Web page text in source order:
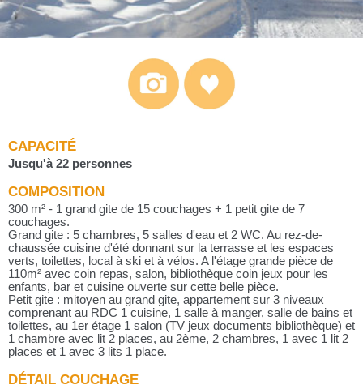
CAPACITÉ
Jusqu'à 22 personnes
COMPOSITION
300 m² - 1 grand gite de 15 couchages + 1 petit gite de 7
couchages.
Grand gite : 5 chambres, 5 salles d'eau et 2 WC. Au rez-de-
chaussée cuisine d'été donnant sur la terrasse et les espaces
verts, toilettes, local à ski et à vélos. A l'étage grande pièce de
110m² avec coin repas, salon, bibliothèque coin jeux pour les
enfants, bar et cuisine ouverte sur cette belle pièce.
Petit gite : mitoyen au grand gite, appartement sur 3 niveaux
comprenant au RDC 1 cuisine, 1 salle à manger, salle de bains et
toilettes, au 1er étage 1 salon (TV jeux documents bibliothèque) et
1 chambre avec lit 2 places, au 2ème, 2 chambres, 1 avec 1 lit 2
places et 1 avec 3 lits 1 place.
DÉTAIL COUCHAGE